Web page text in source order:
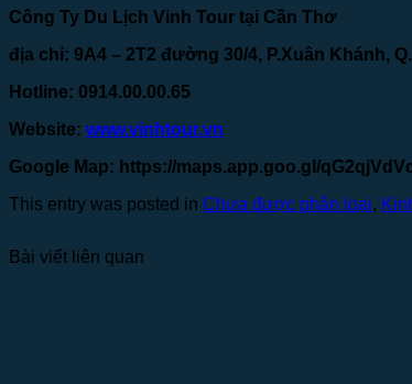
Công Ty Du Lịch Vinh Tour tại Cần Thơ
địa chỉ: 9A4 – 2T2 đường 30/4, P.Xuân Khánh,
Hotline: 0914.00.00.65
Website: www.vinhtour.vn
Google Map: https://maps.app.goo.gl/
This entry was posted in Chưa được phân loại,
Bài viết liên quan